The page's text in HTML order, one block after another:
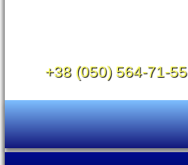
+38 (050) 564-71-55